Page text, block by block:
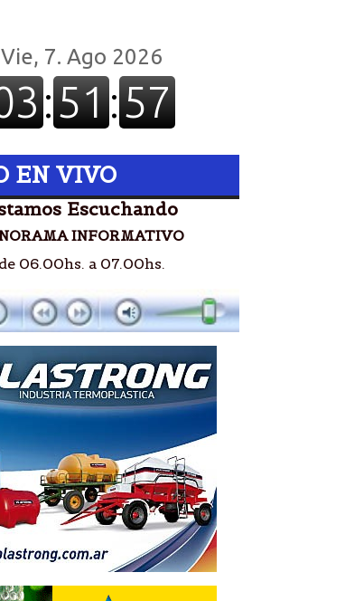
EN VIVO
Escuchando
INFORMATIVO
de 06.00hs. a 07.00hs.